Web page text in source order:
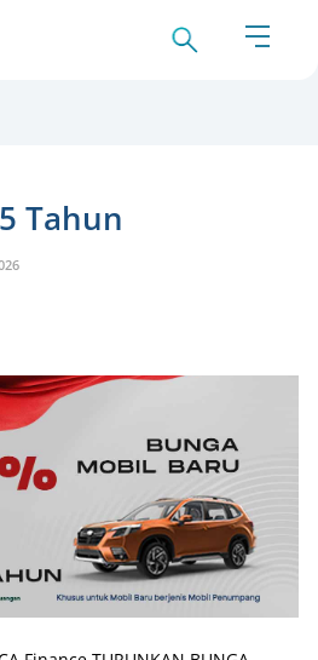
Tahun